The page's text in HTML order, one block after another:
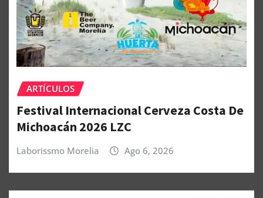
ARTÍCULOS
Festival Internacional Cerveza Costa De
Michoacán 2026 LZC
Laborissmo Morelia Ago 6, 2026